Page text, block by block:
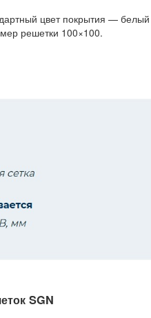
цвет покрытия —
решетки 100×100.
SGN